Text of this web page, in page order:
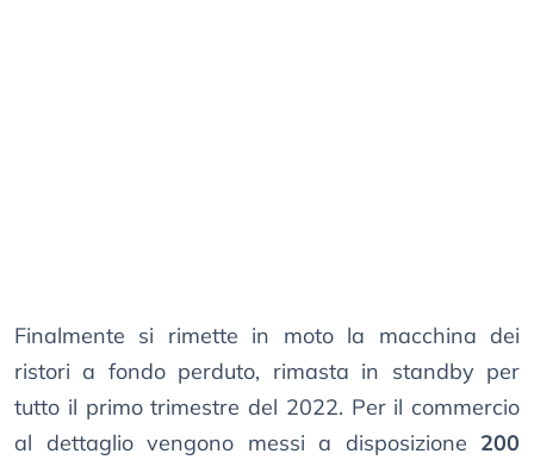
Finalmente si rimette in moto la macchina dei
ristori a fondo perduto, rimasta in standby per
tutto il primo trimestre del 2022. Per il commercio
al dettaglio vengono messi a disposizione 200